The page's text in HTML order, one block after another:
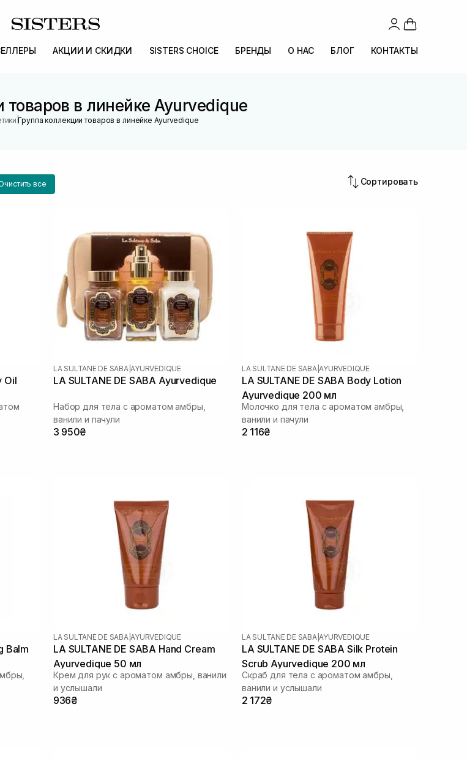
АКЦИИ И СКИДКИ SISTERS CHOICE БРЕНДЫ О НАС БЛОГ КОНТАКТЫ
товаров в линейке Ayurvedique
|Группа коллекции товаров в линейке Ayurvedique
все Сортировать
Oil
LA SULTANE DE SABA AYURVEDIQUE
LA SULTANE DE SABA Ayurvedique
Набор для тела с ароматом амбры,
ванили и пачули
3 950₴
LA SULTANE DE SABA AYURVEDIQUE
LA SULTANE DE SABA Body Lotion
Ayurvedique 200 мл
Молочко для тела с ароматом амбры,
ванили и пачули
2 116₴
Balm
LA SULTANE DE SABA AYURVEDIQUE
LA SULTANE DE SABA Hand Cream
Ayurvedique 50 мл
Крем для рук с ароматом амбры, ванили
и услышали
936₴
LA SULTANE DE SABA AYURVEDIQUE
LA SULTANE DE SABA Silk Protein
Scrub Ayurvedique 200 мл
Скраб для тела с ароматом амбры,
ванили и услышали
2 172₴